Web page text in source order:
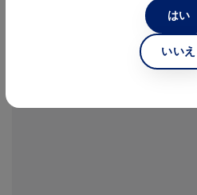
はい
いいえ